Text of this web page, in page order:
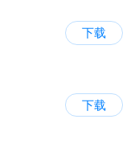
下载
下载